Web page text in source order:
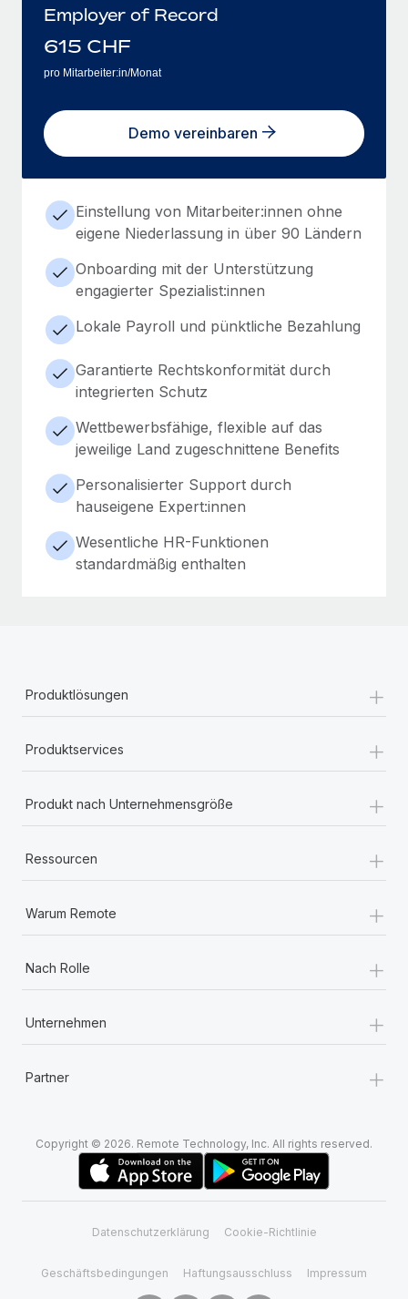
Employer of Record
615 CHF
pro Mitarbeiter:in/Monat
Demo vereinbaren
Einstellung von Mitarbeiter:innen ohne
eigene Niederlassung in über 90 Ländern
Onboarding mit der Unterstützung
engagierter Spezialist:innen
Lokale Payroll und pünktliche Bezahlung
Garantierte Rechtskonformität durch
integrierten Schutz
Wettbewerbsfähige, flexible auf das
jeweilige Land zugeschnittene Benefits
Personalisierter Support durch
hauseigene Expert:innen
Wesentliche HR-Funktionen
standardmäßig enthalten
Produktlösungen +
Produktservices +
Produkt nach Unternehmensgröße +
Ressourcen +
Warum Remote +
Nach Rolle +
Unternehmen +
Partner +
Copyright © 2026. Remote Technology, Inc. All rights reserved.
Datenschutzerklärung Cookie-Richtlinie
Geschäftsbedingungen Haftungsausschluss Impressum